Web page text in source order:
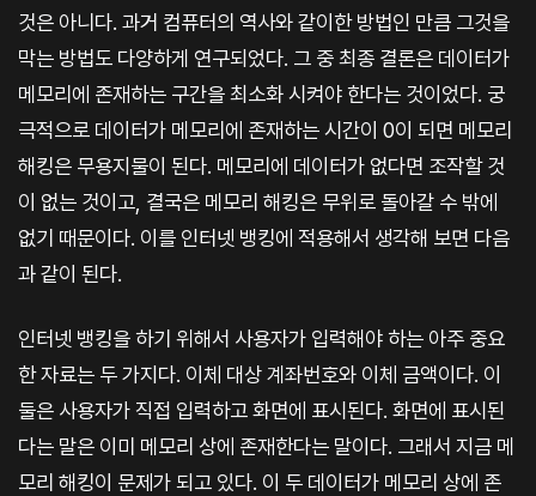
것은 아니다. 과거 컴퓨터의 역사와 같이한 방법인 만큼 그것을
막는 방법도 다양하게 연구되었다. 그 중 최종 결론은 데이터가
메모리에 존재하는 구간을 최소화 시켜야 한다는 것이었다. 궁
극적으로 데이터가 메모리에 존재하는 시간이 0이 되면 메모리
해킹은 무용지물이 된다. 메모리에 데이터가 없다면 조작할 것
이 없는 것이고, 결국은 메모리 해킹은 무위로 돌아갈 수 밖에
없기 때문이다. 이를 인터넷 뱅킹에 적용해서 생각해 보면 다음
과 같이 된다.
인터넷 뱅킹을 하기 위해서 사용자가 입력해야 하는 아주 중요
한 자료는 두 가지다. 이체 대상 계좌번호와 이체 금액이다. 이
둘은 사용자가 직접 입력하고 화면에 표시된다. 화면에 표시된
다는 말은 이미 메모리 상에 존재한다는 말이다. 그래서 지금 메
모리 해킹이 문제가 되고 있다. 이 두 데이터가 메모리 상에 존